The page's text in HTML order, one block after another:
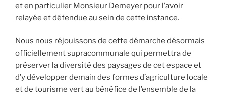
et en particulier Monsieur Demeyer pour l’avoir
relayée et défendue au sein de cette instance.
Nous nous réjouissons de cette démarche désormais
officiellement supracommunale qui permettra de
préserver la diversité des paysages de cet espace et
d’y développer demain des formes d’agriculture locale
et de tourisme vert au bénéfice de l’ensemble de la